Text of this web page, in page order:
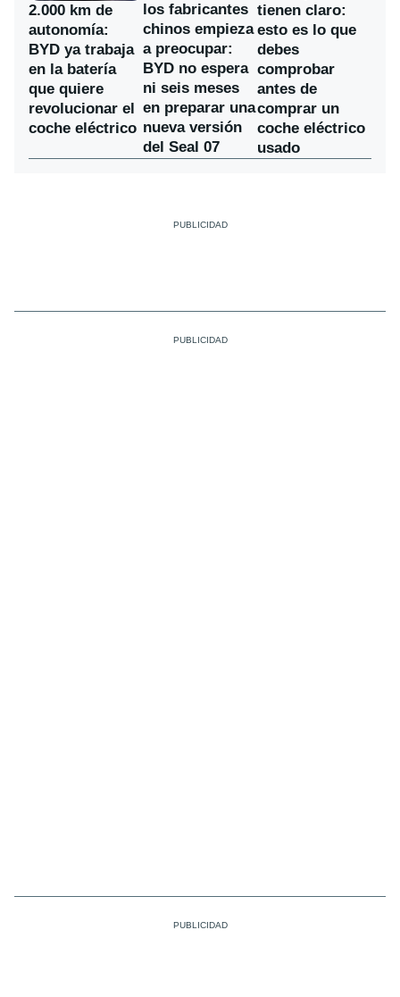
2.000 km de
autonomía:
BYD ya trabaja
en la batería
que quiere
revolucionar el
coche eléctrico
los fabricantes
chinos empieza
a preocupar:
BYD no espera
ni seis meses
en preparar una
nueva versión
del Seal 07
tienen claro:
esto es lo que
debes
comprobar
antes de
comprar un
coche eléctrico
usado